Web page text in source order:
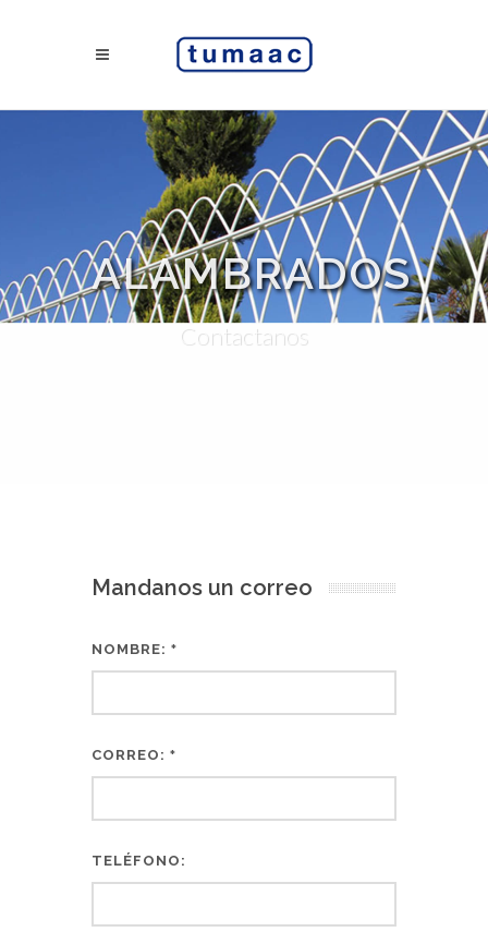
ALAMBRADOS
Contactanos
Mandanos un correo
NOMBRE: *
CORREO: *
TELÉFONO: